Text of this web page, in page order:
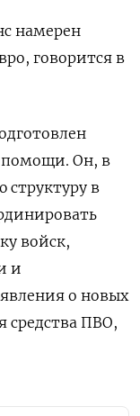
намерен
говорится в
помощи. Он, в
структуру в
войск,
и
о новых
средства ПВО,